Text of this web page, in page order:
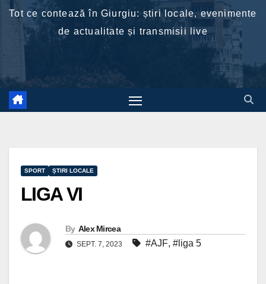
Tot ce contează în Giurgiu: știri locale, evenimente
de actualitate și transmisii live
SPORT ȘTIRI LOCALE
LIGA VI
By Alex Mircea
SEPT. 7, 2023 #AJF, #liga 5